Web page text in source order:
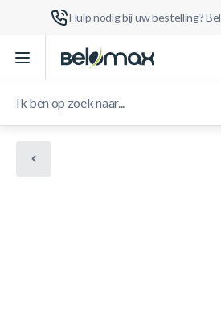
Hulp nodig bij uw bestelling? Bel
Ga naar de inhoud